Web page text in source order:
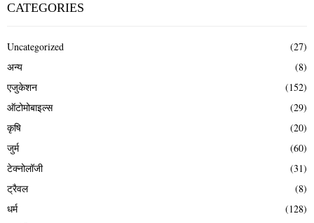
CATEGORIES
Uncategorized
(27)
अन्य
(8)
एजुकेशन
(152)
ऑटोमोबाइल्स
(29)
कृषि
(20)
जुर्म
(60)
टेक्नोलॉजी
(31)
ट्रैवल
(8)
धर्म
(128)